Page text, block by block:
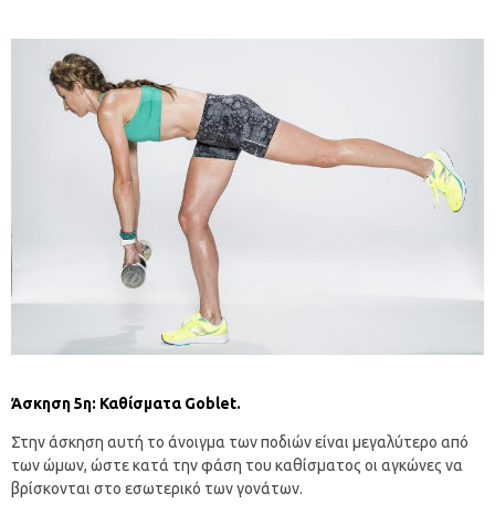
Άσκηση 5η: Καθίσματα Goblet.
Στην άσκηση αυτή το άνοιγμα των ποδιών είναι μεγαλύτερο από
των ώμων, ώστε κατά την φάση του καθίσματος οι αγκώνες να
βρίσκονται στο εσωτερικό των γονάτων.